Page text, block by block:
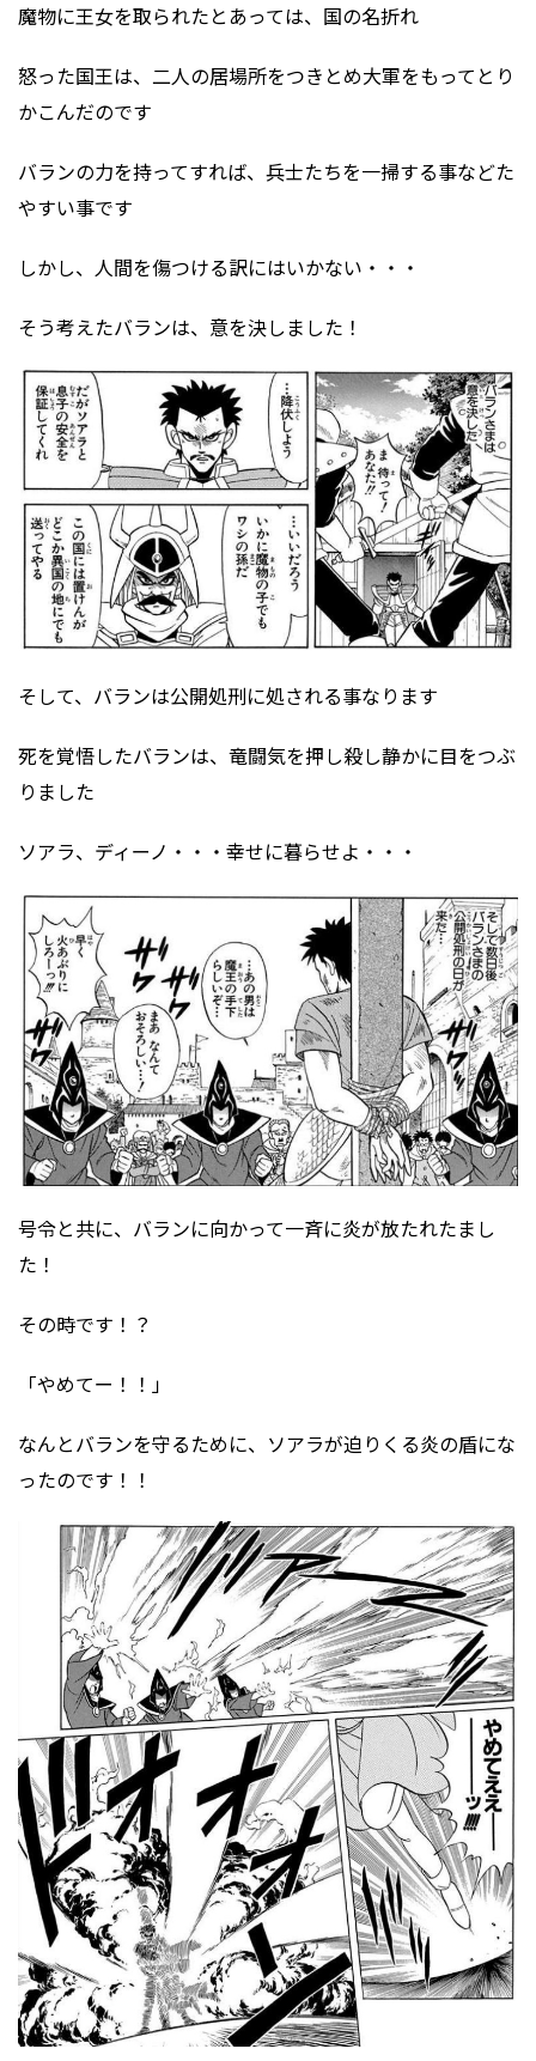
魔物に王女を取られたとあっては、国の名折れ
怒った国王は、二人の居場所をつきとめ大軍をもってとり
かこんだのです
バランの力を持ってすれば、兵士たちを一掃する事などた
やすい事です
しかし、人間を傷つける訳にはいかない・・・
そう考えたバランは、意を決しました！
そして、バランは公開処刑に処される事なります
死を覚悟したバランは、竜闘気を押し殺し静かに目をつぶ
りました
ソアラ、ディーノ・・・幸せに暮らせよ・・・
号令と共に、バランに向かって一斉に炎が放たれたまし
た！
その時です！？
「やめてー！！」
なんとバランを守るために、ソアラが迫りくる炎の盾にな
ったのです！！